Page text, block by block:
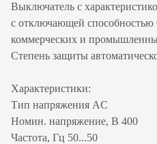
Выключатель с
с отключающей способностью
коммерческих и
Степень защиты
Характеристики:
Тип напряжения AC
Номин. напряжение, В 400
Частота, Гц 50...50